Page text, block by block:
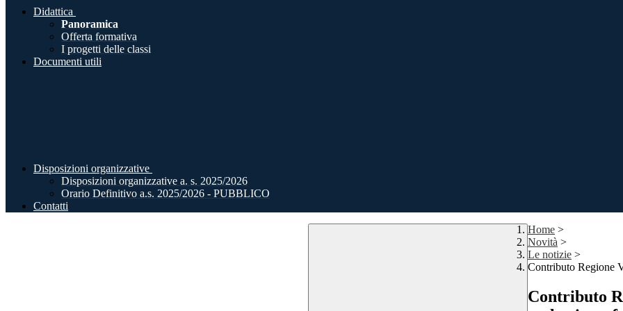
Didattica
Panoramica
Offerta formativa
I progetti delle classi
Documenti utili
Disposizioni organizzative
Disposizioni organizzative a. s. 2025/2026
Orario Definitivo a.s. 2025/2026 - PUBBLICO
Contatti
Home >
Novità >
Le notizie >
Contributo Regione
Contributo